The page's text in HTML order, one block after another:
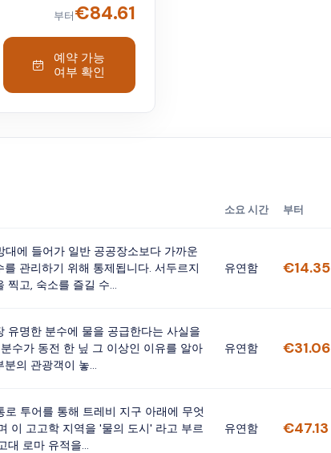
의 '바르카치아' 앞에서 시
보세요. 분수의 숨
시'라고도 불리는 지하 수
(Vicus Caprarius)'를 탐
에 도착하여 판테온을 관
부터€84.61
예약 가능
여부 확인
소요 시간 부터
에 들어가 일반 공공장소보다 가까운
관리하기 위해 통제됩니다. 서두르지
찍고, 숙소를 즐길 수...
유연함 €14.35
명한 분수에 물을 공급한다는 사실을
수가 동전 한 닢 그 이상인 이유를 알아
의 관광객이 놓...
유연함 €31.06
투어를 통해 트레비 지구 아래에 무엇
이 고고학 지역을 '물의 도시' 라고 부르
대 로마 유적을...
유연함 €47.13